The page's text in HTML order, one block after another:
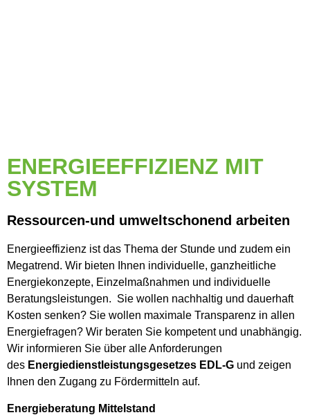
ENERGIEEFFIZIENZ MIT
SYSTEM
Ressourcen-und umweltschonend arbeiten
Energieeffizienz ist das Thema der Stunde und zudem ein
Megatrend. Wir bieten Ihnen individuelle, ganzheitliche
Energiekonzepte, Einzelmaßnahmen und individuelle
Beratungsleistungen. Sie wollen nachhaltig und dauerhaft
Kosten senken? Sie wollen maximale Transparenz in allen
Energiefragen? Wir beraten Sie kompetent und unabhängig.
Wir informieren Sie über alle Anforderungen
des Energiedienstleistungsgesetzes EDL-G und zeigen
Ihnen den Zugang zu Fördermitteln auf.
Energieberatung Mittelstand